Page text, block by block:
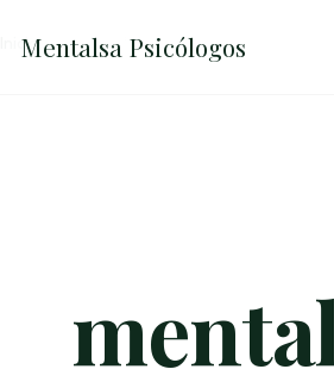
Inicio → mentalsa-equipo-2
Mentalsa Psicólogos